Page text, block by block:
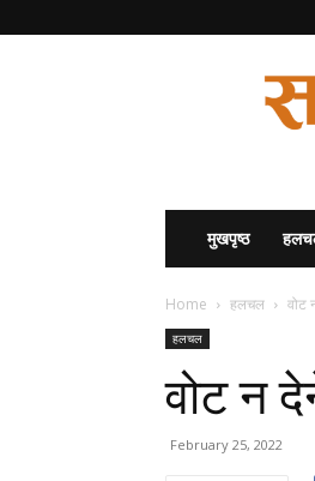
मुखपृष्ठ
Home हलचल वोट
हलचल
वोट न
February 25, 2022